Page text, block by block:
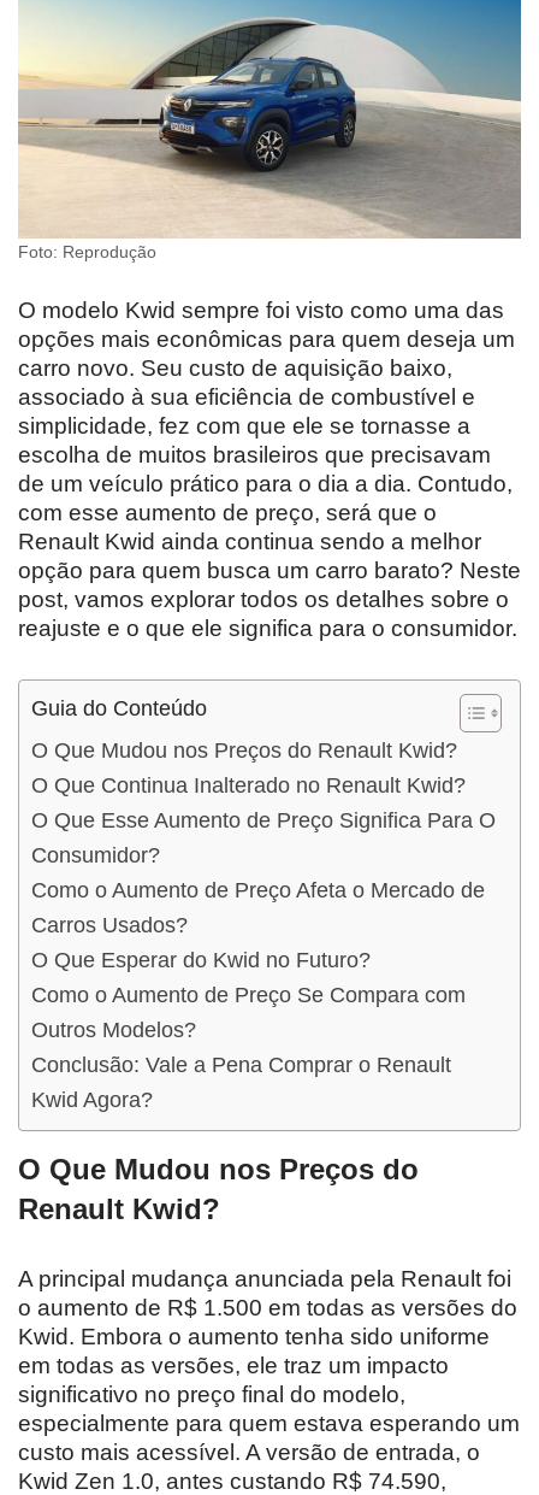
Foto: Reprodução
O modelo Kwid sempre foi visto como uma das
opções mais econômicas para quem deseja um
carro novo. Seu custo de aquisição baixo,
associado à sua eficiência de combustível e
simplicidade, fez com que ele se tornasse a
escolha de muitos brasileiros que precisavam
de um veículo prático para o dia a dia. Contudo,
com esse aumento de preço, será que o
Renault Kwid ainda continua sendo a melhor
opção para quem busca um carro barato? Neste
post, vamos explorar todos os detalhes sobre o
reajuste e o que ele significa para o consumidor.
Guia do Conteúdo
O Que Mudou nos Preços do Renault Kwid?
O Que Continua Inalterado no Renault Kwid?
O Que Esse Aumento de Preço Significa Para O
Consumidor?
Como o Aumento de Preço Afeta o Mercado de
Carros Usados?
O Que Esperar do Kwid no Futuro?
Como o Aumento de Preço Se Compara com
Outros Modelos?
Conclusão: Vale a Pena Comprar o Renault
Kwid Agora?
O Que Mudou nos Preços do
Renault Kwid?
A principal mudança anunciada pela Renault foi
o aumento de R$ 1.500 em todas as versões do
Kwid. Embora o aumento tenha sido uniforme
em todas as versões, ele traz um impacto
significativo no preço final do modelo,
especialmente para quem estava esperando um
custo mais acessível. A versão de entrada, o
Kwid Zen 1.0, antes custando R$ 74.590,